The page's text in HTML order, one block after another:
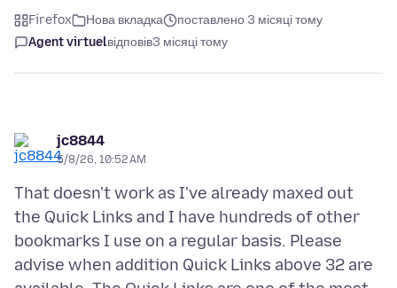
Firefox Нова вкладка
поставлено 3 місяці тому
Agent virtuelвідповів3 місяці тому
jc8844
5/8/26, 10:52 AM
That doesn't work as I've already maxed out
the Quick Links and I have hundreds of other
bookmarks I use on a regular basis. Please
advise when addition Quick Links above 32 are